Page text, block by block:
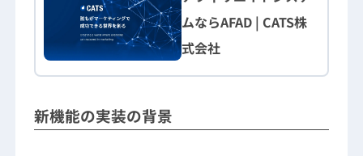
ムならAFAD | CATS株
式会社
新機能の実装の背景